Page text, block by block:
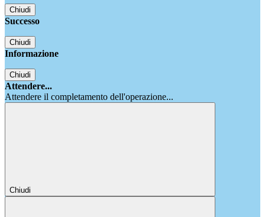
Chiudi
Successo
Chiudi
Informazione
Chiudi
Attendere...
Attendere il completamento dell'operazione...
Chiudi